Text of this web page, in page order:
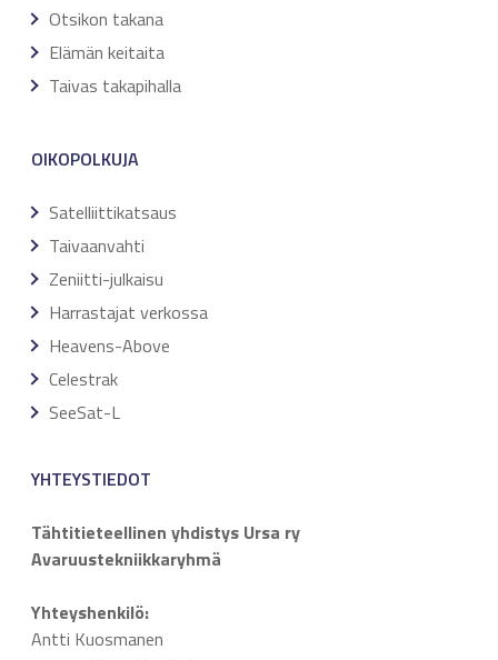
Otsikon takana
Elämän keitaita
Taivas takapihalla
OIKOPOLKUJA
Satelliittikatsaus
Taivaanvahti
Zeniitti-julkaisu
Harrastajat verkossa
Heavens-Above
Celestrak
SeeSat-L
YHTEYSTIEDOT
Tähtitieteellinen yhdistys Ursa ry
Avaruustekniikkaryhmä
Yhteyshenkilö:
Antti Kuosmanen